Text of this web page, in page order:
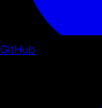
GitHub